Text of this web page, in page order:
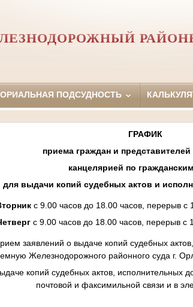
ПОДСУДНОСТЬ
ГРАФИК
приема граждан и представителей
канцелярией по
для выдачи копий судебных актов и
с 9.00 часов до 18.00 часов, перерыв с
с 9.00 часов до 18.00 часов, перерыв с
заявлений о выдаче копий судебных
Железнодорожного районного суда г.
копий судебных актов, исполнительных
почтовой и факсимильной связи и в